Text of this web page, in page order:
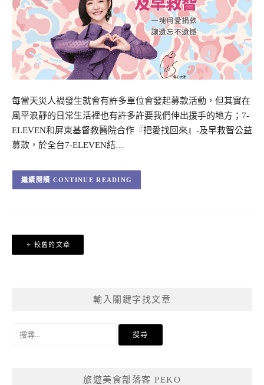
每當天災人禍發生就會有許多單位會發起募款活動，但其實在
風平浪靜的日常生活裡也有許多許要我們伸出援手的地方；7-
ELEVEN和屏東基督教醫院合作『把愛找回來』-及早救智公益
募款，於全台7-ELEVEN結…
CONTINUE READING
文
章
較舊的文章
輸入關鍵字找文章
旅遊美食部落客 PEKO